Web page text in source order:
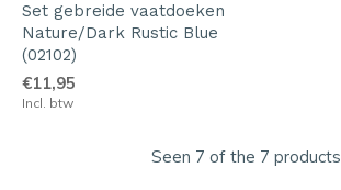
Set gebreide vaatdoeken
Nature/Dark Rustic Blue
(02102)
€11,95
Incl. btw
Seen 7 of the 7 products